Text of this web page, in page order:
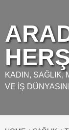
content
KADIN, SAĞLIK,
VE İŞ